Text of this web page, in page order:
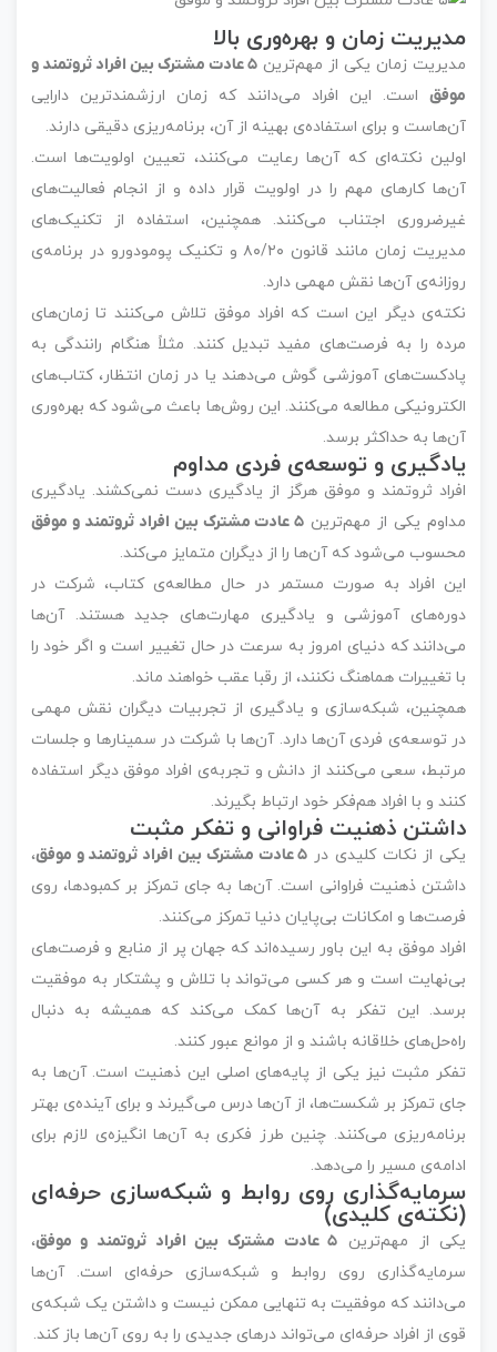
مدیریت زمان و بهره‌وری بالا
مدیریت زمان یکی از مهم‌ترین
۵ عادت مشترک بین افراد ثروتمند و
موفقاست. این افراد می‌دانند که زمان ارزشمندترین دارایی
آن‌هاست و برای استفاده‌ی بهینه از آن، برنامه‌ریزی دقیقی دارند.
اولین نکته‌ای که آن‌ها رعایت می‌کنند، تعیین اولویت‌ها است.
آن‌ها کارهای مهم را در اولویت قرار داده و از انجام فعالیت‌های
غیرضروری اجتناب می‌کنند. همچنین، استفاده از تکنیک‌های
مدیریت زمان مانند قانون ۸۰/۲۰ و تکنیک پومودورو در برنامه‌ی
روزانه‌ی آن‌ها نقش مهمی دارد.
نکته‌ی دیگر این است که افراد موفق تلاش می‌کنند تا زمان‌های
مرده را به فرصت‌های مفید تبدیل کنند. مثلاً هنگام رانندگی به
پادکست‌های آموزشی گوش می‌دهند یا در زمان انتظار، کتاب‌های
الکترونیکی مطالعه می‌کنند. این روش‌ها باعث می‌شود که بهره‌وری
آن‌ها به حداکثر برسد.
یادگیری و توسعه‌ی فردی مداوم
افراد ثروتمند و موفق هرگز از یادگیری دست نمی‌کشند. یادگیری
مداوم یکی از مهم‌ترین ۵ عادت مشترک بین افراد ثروتمند و موفق
محسوب می‌شود که آن‌ها را از دیگران متمایز می‌کند.
این افراد به صورت مستمر در حال مطالعه‌ی کتاب، شرکت در
دوره‌های آموزشی و یادگیری مهارت‌های جدید هستند. آن‌ها
می‌دانند که دنیای امروز به سرعت در حال تغییر است و اگر خود را
با تغییرات هماهنگ نکنند، از رقبا عقب خواهند ماند.
همچنین، شبکه‌سازی و یادگیری از تجربیات دیگران نقش مهمی
در توسعه‌ی فردی آن‌ها دارد. آن‌ها با شرکت در سمینارها و جلسات
مرتبط، سعی می‌کنند از دانش و تجربه‌ی افراد موفق دیگر استفاده
کنند و با افراد هم‌فکر خود ارتباط بگیرند.
داشتن ذهنیت فراوانی و تفکر مثبت
یکی از نکات کلیدی در ۵ عادت مشترک بین افراد ثروتمند و موفق
،
داشتن ذهنیت فراوانی است. آن‌ها به جای تمرکز بر کمبودها، روی
فرصت‌ها و امکانات بی‌پایان دنیا تمرکز می‌کنند.
افراد موفق به این باور رسیده‌اند که جهان پر از منابع و فرصت‌های
بی‌نهایت است و هر کسی می‌تواند با تلاش و پشتکار به موفقیت
برسد. این تفکر به آن‌ها کمک می‌کند که همیشه به دنبال
راه‌حل‌های خلاقانه باشند و از موانع عبور کنند.
تفکر مثبت نیز یکی از پایه‌های اصلی این ذهنیت است. آن‌ها به
جای تمرکز بر شکست‌ها، از آن‌ها درس می‌گیرند و برای آینده‌ی بهتر
برنامه‌ریزی می‌کنند. چنین طرز فکری به آن‌ها انگیزه‌ی لازم برای
ادامه‌ی مسیر را می‌دهد.
سرمایه‌گذاری روی روابط و شبکه‌سازی حرفه‌ای
(نکته‌ی کلیدی)
یکی از مهم‌ترین ۵ عادت مشترک بین افراد ثروتمند و موفق
،
سرمایه‌گذاری روی روابط و شبکه‌سازی حرفه‌ای است. آن‌ها
می‌دانند که موفقیت به تنهایی ممکن نیست و داشتن یک شبکه‌ی
قوی از افراد حرفه‌ای می‌تواند درهای جدیدی را به روی آن‌ها باز کند.